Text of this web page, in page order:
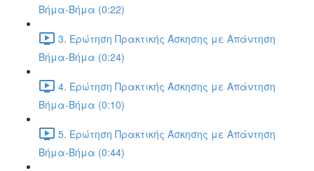
Βήμα-Βήμα (0:22)
3. Ερώτηση Πρακτικής Άσκησης με Απάντηση
Βήμα-Βήμα (0:24)
4. Ερώτηση Πρακτικής Άσκησης με Απάντηση
Βήμα-Βήμα (0:10)
5. Ερώτηση Πρακτικής Άσκησης με Απάντηση
Βήμα-Βήμα (0:44)